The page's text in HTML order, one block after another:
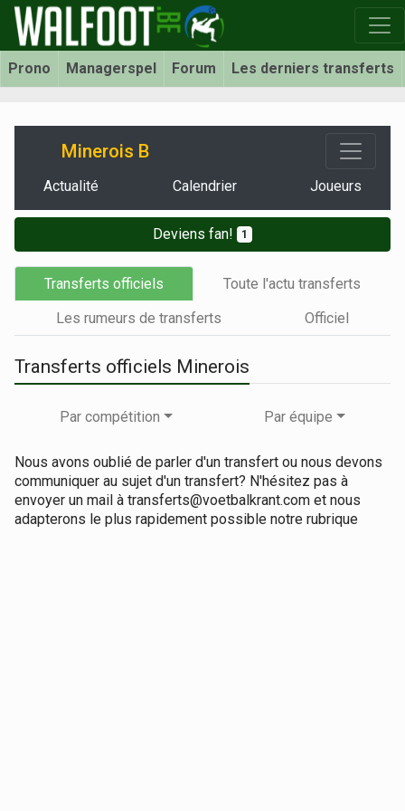
Prono Managerspel Forum Les derniers transferts
Minerois B
Actualité Calendrier Joueurs
Deviens fan! 1
Transferts officiels
Toute l'actu transferts
Les rumeurs de transferts
Officiel
Transferts officiels Minerois
Par compétition Par équipe
Nous avons oublié de parler d'un transfert ou nous devons
communiquer au sujet d'un transfert? N'hésitez pas à
envoyer un mail à transferts@voetbalkrant.com et nous
adapterons le plus rapidement possible notre rubrique